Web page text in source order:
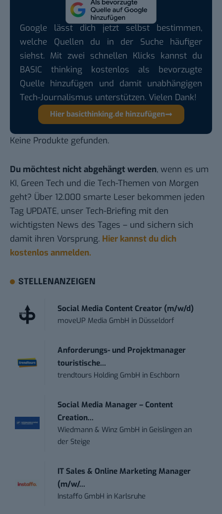
Google lässt dich jetzt selbst bestimmen,
welche Quellen du in der Suche häufiger
siehst. Mit zwei schnellen Klicks kannst du
BASIC thinking kostenlos als bevorzugte
Quelle hinzufügen und damit unabhängigen
Tech-Journalismus unterstützen. Vielen Dank!
Hier basicthinking.de hinzufügen
Keine Produkte gefunden.
Du möchtest nicht abgehängt werden, wenn es um
KI, Green Tech und die Tech-Themen von Morgen
geht? Über 12.000 smarte Leser bekommen jeden
Tag UPDATE, unser Tech-Briefing mit den
wichtigsten News des Tages – und sichern sich
damit ihren Vorsprung. Hier kannst du dich
kostenlos anmelden.
STELLENANZEIGEN
Social Media Content Creator (m/w/d)
moveUP Media GmbH in Düsseldorf
Anforderungs- und Projektmanager
touristische...
trendtours Holding GmbH in Eschborn
Social Media Manager – Content
Creation...
Wiedmann & Winz GmbH in Geislingen an
der Steige
IT Sales & Online Marketing Manager
(m/w/...
Instaffo GmbH in Karlsruhe